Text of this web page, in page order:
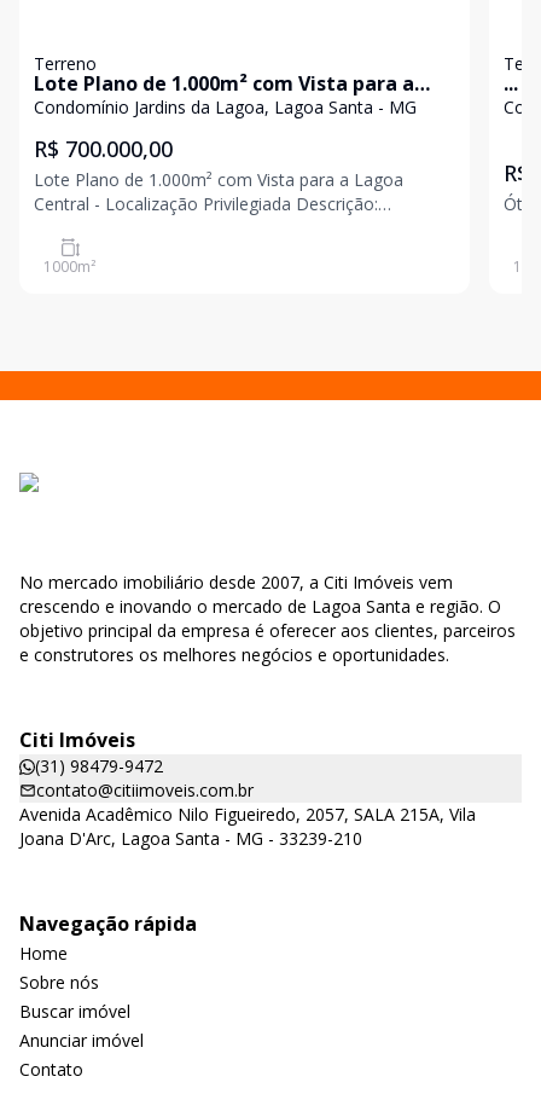
Terreno
Lote Plano de 1.000m² com Vista para a
Lagoa
Condomínio Jardins da Lagoa, Lagoa Santa - MG
R$ 700.000,00
Lote Plano de 1.000m² com Vista para a Lagoa
Central - Localização Privilegiada Descrição:
met
1000m²
...
R$
No mercado imobiliário desde 2007, a Citi Imóveis vem
crescendo e inovando o mercado de Lagoa Santa e região. O
objetivo principal da empresa é oferecer aos clientes, parceiros
e construtores os melhores negócios e oportunidades.
Citi Imóveis
(31) 98479-9472
contato@citiimoveis.com.br
Avenida Acadêmico Nilo Figueiredo, 2057, SALA 215A, Vila
Joana D'Arc, Lagoa Santa - MG - 33239-210
Navegação rápida
Home
Sobre nós
Buscar imóvel
Anunciar imóvel
Contato